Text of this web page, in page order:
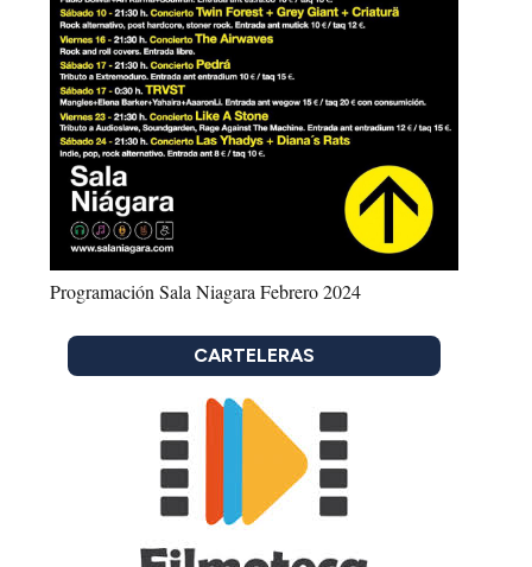
Programación Sala Niagara Febrero 2024
CARTELERAS